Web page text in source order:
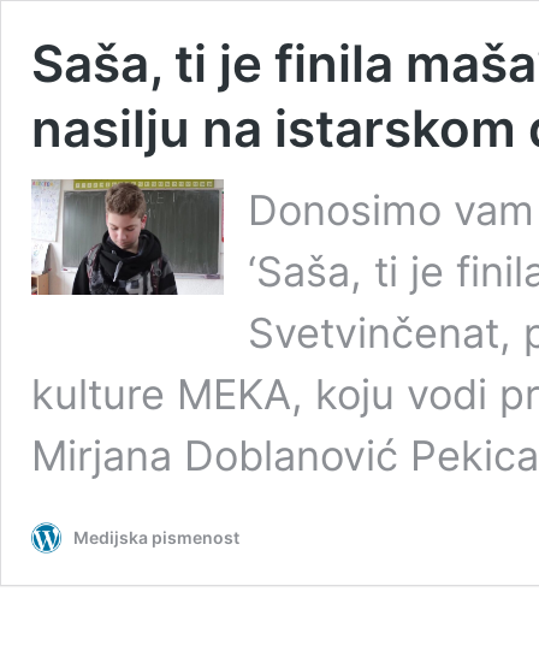
Saša, ti je finila
nasilju na istarskom
Donosimo
‘Saša, ti je
Svetvinčenat,
kulture MEKA, koju vodi
Mirjana Doblanović Pekica
Medijska pismenost